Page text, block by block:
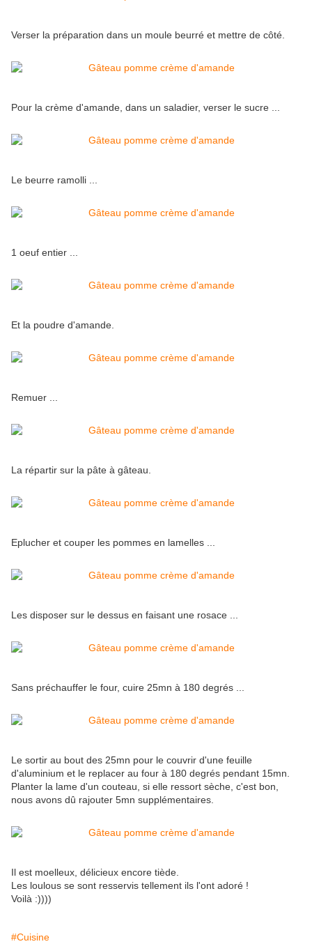
Verser la préparation dans un moule beurré et mettre de côté.
Pour la crème d'amande, dans un saladier, verser le sucre ...
Le beurre ramolli ...
1 oeuf entier ...
Et la poudre d'amande.
Remuer ...
La répartir sur la pâte à gâteau.
Eplucher et couper les pommes en lamelles ...
Les disposer sur le dessus en faisant une rosace ...
Sans préchauffer le four, cuire 25mn à 180 degrés ...
Le sortir au bout des 25mn pour le couvrir d'une feuille
d'aluminium et le replacer au four à 180 degrés pendant 15mn.
Planter la lame d'un couteau, si elle ressort sèche, c'est bon,
nous avons dû rajouter 5mn supplémentaires.
Il est moelleux, délicieux encore tiède.
Les loulous se sont resservis tellement ils l'ont adoré !
Voilà :))))
#Cuisine